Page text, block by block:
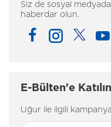
Siz de sosyal
haberdar olun.
E-Bülten'e Katılın
Uğur ile ilgili